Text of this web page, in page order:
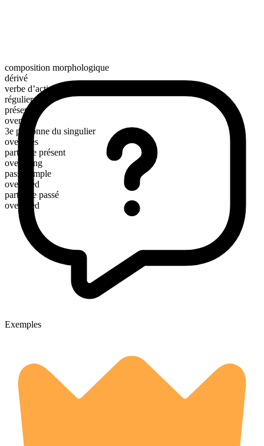
composition morphologique
dérivé
verbe d’action
régulier
présent
overrate
3e personne du singulier
overrates
participe présent
overrating
passé simple
overrated
participe passé
overrated
Exemples